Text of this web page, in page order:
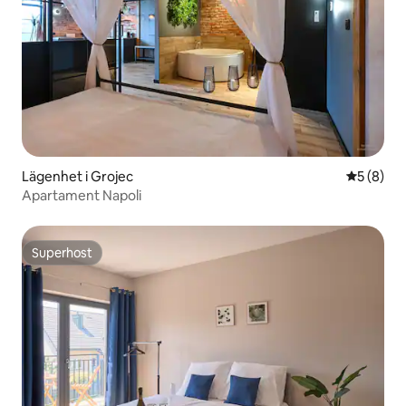
Lägenhet i Grojec 5 av 5 i
5 (8)
Apartament Napoli
Superhost
Superhost